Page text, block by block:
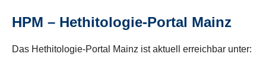
HPM – Hethitologie-Portal Mainz
Das Hethitologie-Portal Mainz ist aktuell erreichbar unter: